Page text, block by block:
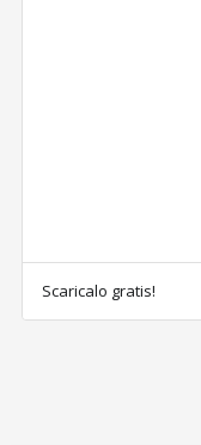
Scaricalo gratis!